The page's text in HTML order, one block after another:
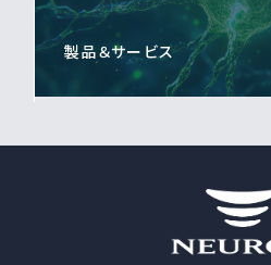
製品＆サービス